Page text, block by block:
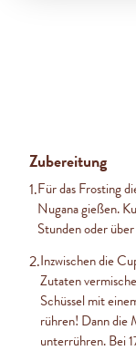
Zubereitung
1.Für das Frosting
Nugana gießen.
Stunden oder
2.Inzwischen die
Zutaten
Schüssel mit
rühren! Dann die
unterrühren. Bei